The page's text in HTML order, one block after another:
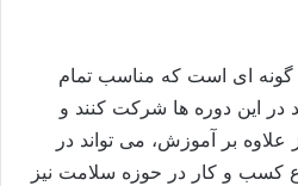
ای است که مناسب تمام
در این دوره ها شرکت کنند و
بر آموزش، می تواند در
کسب و کار در حوزه سلامت نیز